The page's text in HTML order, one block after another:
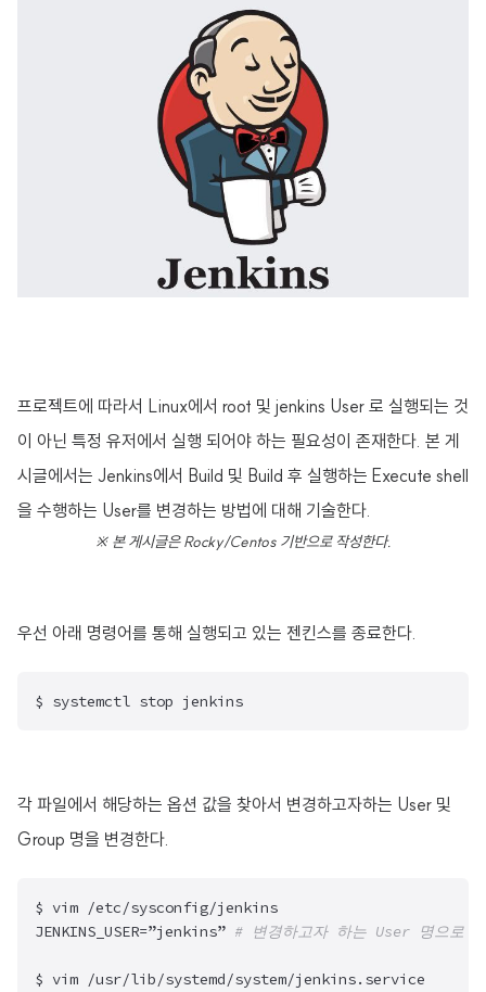
프로젝트에 따라서 Linux에서 root 및 jenkins User 로 실행되는 것
이 아닌 특정 유저에서 실행 되어야 하는 필요성이 존재한다. 본 게
시글에서는 Jenkins에서 Build 및 Build 후 실행하는 Execute shell
을 수행하는 User를 변경하는 방법에 대해 기술한다.
※ 본 게시글은 Rocky/Centos 기반으로 작성한다.
우선 아래 명령어를 통해 실행되고 있는 젠킨스를 종료한다.
$ systemctl stop jenkins
각 파일에서 해당하는 옵션 값을 찾아서 변경하고자하는 User 및
Group 명을 변경한다.
$ vim /etc/sysconfig/jenkins
JENKINS_USER=”jenkins” # 변경하고자 하는 User 명으로
$ vim /usr/lib/systemd/system/jenkins.service